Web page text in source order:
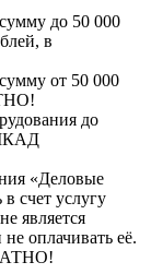
до 50 000
в
от 50 000
до
«Деловые
счет услугу
является
оплачивать её.